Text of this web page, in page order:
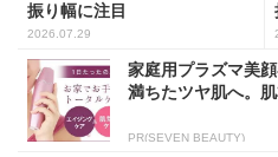
振り幅に注目
2026.07.29
家庭用プラズマ美
満ちたツヤ肌へ。
PR(SEVEN BEAUTY)